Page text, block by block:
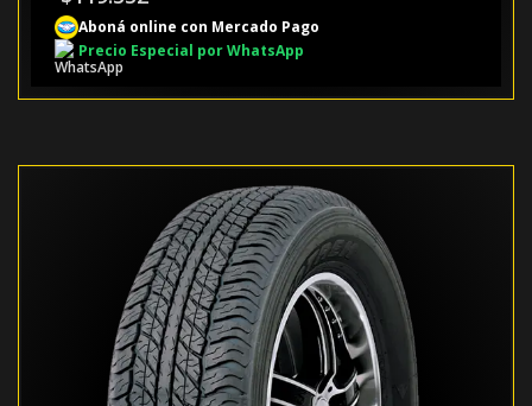
Aboná online con Mercado Pago
Precio Especial por WhatsApp